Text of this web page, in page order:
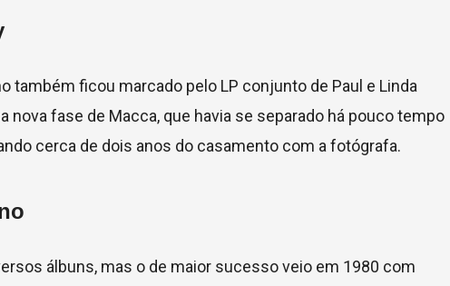
também ficou marcado pelo LP conjunto de Paul e Linda
nova fase de Macca, que havia se separado há pouco tempo
cerca de dois anos do casamento com a fotógrafa.
álbuns, mas o de maior sucesso veio em 1980 com